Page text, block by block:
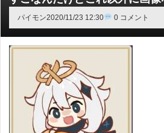
パイモン2020/11/23 12:30 0 コメント